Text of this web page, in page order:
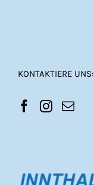
KONTAKTIERE UNS: